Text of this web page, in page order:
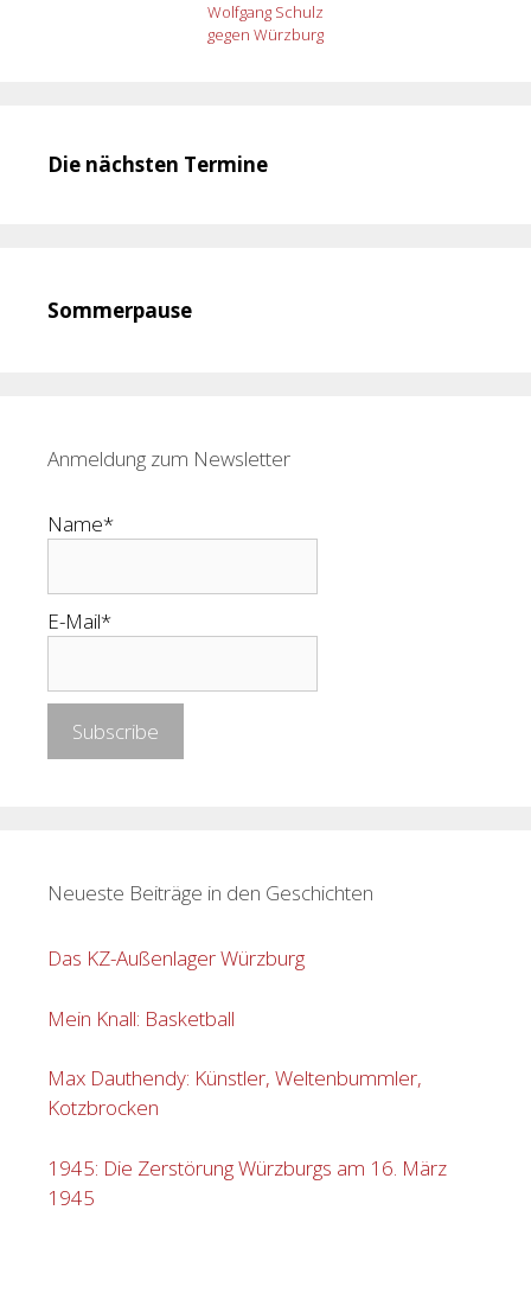
Wolfgang Schulz
gegen Würzburg
Die nächsten Termine
Sommerpause
Anmeldung zum Newsletter
Name*
E-Mail*
Neueste Beiträge in den Geschichten
Das KZ-Außenlager Würzburg
Mein Knall: Basketball
Max Dauthendy: Künstler, Weltenbummler,
Kotzbrocken
1945: Die Zerstörung Würzburgs am 16. März
1945